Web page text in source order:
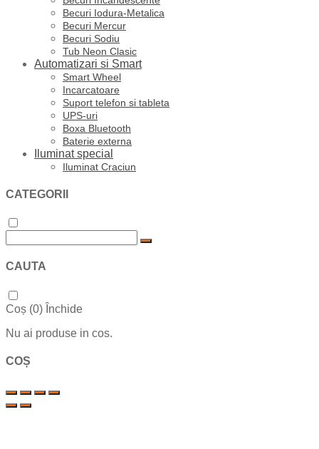
Becuri Iodura-Metalica
Becuri Mercur
Becuri Sodiu
Tub Neon Clasic
Automatizari si Smart
Smart Wheel
Incarcatoare
Suport telefon si tableta
UPS-uri
Boxa Bluetooth
Baterie externa
Iluminat special
Iluminat Craciun
CATEGORII
CAUTA
Coș (0) Închide
Nu ai produse in cos.
COȘ